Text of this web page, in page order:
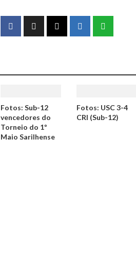
Fotos: Sub-12
vencedores do
Torneio do 1º
Maio Sarilhense
Fotos: USC 3-4
CRI (Sub-12)